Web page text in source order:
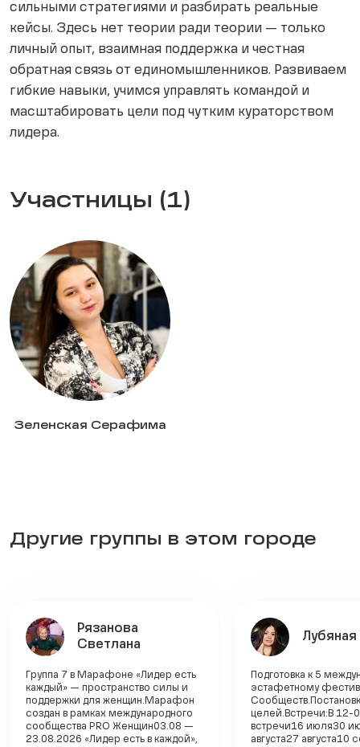
сильными стратегиями и разбирать реальные
кейсы. Здесь нет теории ради теории — только
личный опыт, взаимная поддержка и честная
обратная связь от единомышленников. Развиваем
гибкие навыки, учимся управлять командой и
масштабировать цели под чутким кураторством
лидера.
Участницы (1)
Зеленская Серафима
Другие группы в этом городе
Рязанова
Светлана
Группа 7 в Марафоне «Лидер есть
каждый» — пространство силы и
поддержки для женщин.Марафон
создан в рамках международного
сообщества PRO Женщин03.08 —
23.08.2026 «Лидер есть в каждой»,
Лубяная
Подготовка к 5
эстафетному
целей.Встречи:В 12-
встречи16 июля30
августа27 августа10